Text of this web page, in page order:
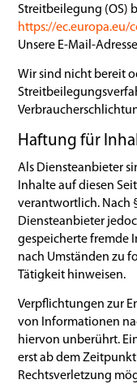
Streitbeilegung (OS)
https://ec.europa.eu/
Unsere E-Mail-
Wir sind nicht bereit
Haftung für
Als Diensteanbieter
Inhalte auf diesen
verantwortlich. Nach
Diensteanbieter
gespeicherte fremde
nach Umständen zu
Tätigkeit hinweisen.
Verpflichtungen zur
von Informationen
hiervon unberührt.
erst ab dem
Rechtsverletzung